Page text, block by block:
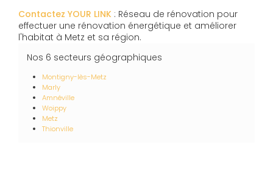
Contactez YOUR LINK : Réseau de rénovation pour
effectuer une rénovation énergétique et améliorer
l'habitat à Metz et sa région.
Nos 6 secteurs géographiques
Montigny-lès-Metz
Marly
Amnéville
Woippy
Metz
Thionville